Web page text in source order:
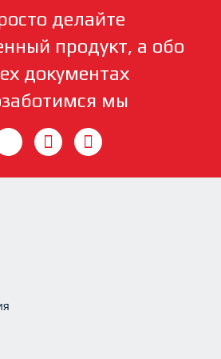
делайте
продукт, а обо
документах
мы